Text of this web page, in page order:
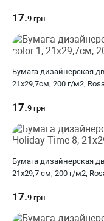
17.9 грн
Бумага дизайнерская
21х29,7см, 200 г/м2,
17.9 грн
Бумага дизайнерская
21х29,7 см, 200 г/м2,
17.9 грн